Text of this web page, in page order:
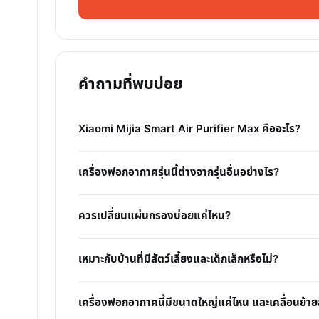
คำถามที่พบบ่อย
Xiaomi Mijia Smart Air Purifier Max คืออะไร?
เครื่องฟอกอากาศรุ่นนี้ต่างจากรุ่นอื่นอย่างไร?
ควรเปลี่ยนแผ่นกรองบ่อยแค่ไหน?
เหมาะกับบ้านที่มีสัตว์เลี้ยงและเด็กเล็กหรือไม่?
เครื่องฟอกอากาศนี้มีขนาดใหญ่แค่ไหน และเคลื่อนย้าย